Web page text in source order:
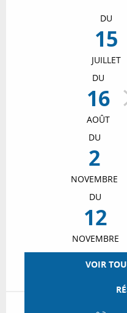
DU
15
JUILLET
DU
16
AOÛT
DU
2
NOVEMBRE
DU
12
NOVEMBRE
VOIR